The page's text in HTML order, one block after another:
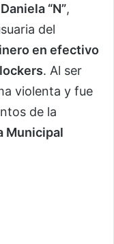
Daniela “N”,
del
en efectivo
. Al ser
violenta y fue
de la
Municipal